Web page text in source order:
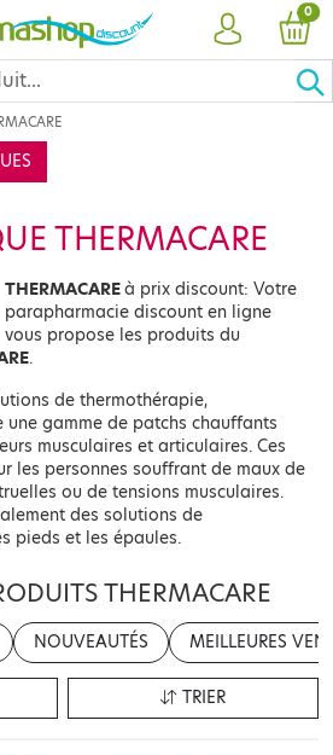
COMPTE
0
THERMACARE
THERMACAREà prix discount: Votre
parapharmacie discount en ligne
vous propose les produits du
.
de thermothérapie,
une gamme de patchs chauffants
musculaires et articulaires. Ces
les personnes souffrant de maux de
ou de tensions musculaires.
des solutions de
pieds et les épaules.
THERMACARE
NOUVEAUTÉS MEILLEURES
TRIER